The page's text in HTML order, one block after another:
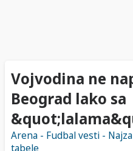
Vojvodina ne
Beograd lako sa
Arena - Fudbal vesti -